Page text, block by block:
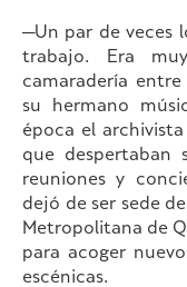
—Un par de veces
trabajo. Era
camaradería
su hermano
época el
que despertaban
reuniones y
dejó de ser sede
Metropolitana de
para acoger
escénicas.